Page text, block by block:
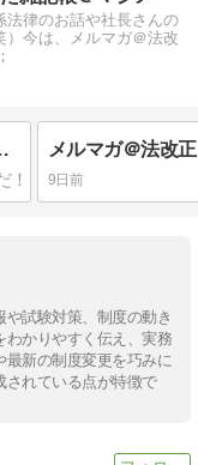
法律のお話や社長さんの
今は、メルマガ＠法改
令和８年熊本地震について）
9日前
試験対策、制度の動き
わかりやすく伝え、実務
新の制度変更を巧みに
されている点が特徴で